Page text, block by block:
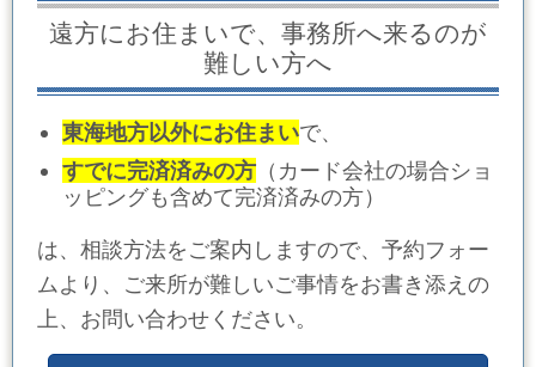
遠方にお住まいで、事務所へ来るのが
難しい方へ
東海地方以外にお住まいで、
すでに完済済みの方 （カード会社の場合ショ
ッピングも含めて完済済みの方）
は、相談方法をご案内しますので、予約フォー
ムより、ご来所が難しいご事情をお書き添えの
上、お問い合わせください。